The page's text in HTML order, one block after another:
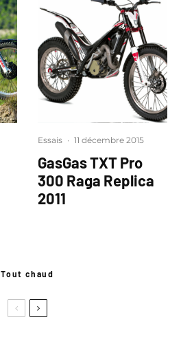
Essais · 11 décembre 2015
GasGas TXT Pro
300 Raga Replica
2011
Tout chaud